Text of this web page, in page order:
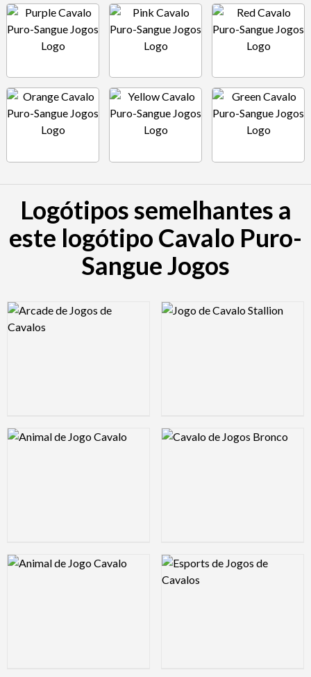
Logótipos semelhantes a
este logótipo Cavalo Puro-
Sangue Jogos
Logo Preview Image Logo Preview Image
Logo Preview Image Logo Preview Image
Logo Preview Image Logo Preview Image